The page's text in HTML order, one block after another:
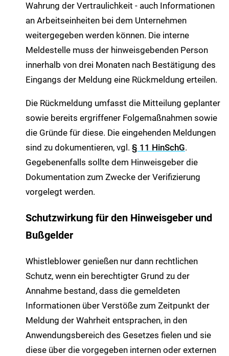
Wahrung der Vertraulichkeit - auch Informationen
an Arbeitseinheiten bei dem Unternehmen
weitergegeben werden können. Die interne
Meldestelle muss der hinweisgebenden Person
innerhalb von drei Monaten nach Bestätigung des
Eingangs der Meldung eine Rückmeldung erteilen.
Die Rückmeldung umfasst die Mitteilung geplanter
sowie bereits ergriffener Folgemaßnahmen sowie
die Gründe für diese. Die eingehenden Meldungen
sind zu dokumentieren, vgl. § 11 HinSchG.
Gegebenenfalls sollte dem Hinweisgeber die
Dokumentation zum Zwecke der Verifizierung
vorgelegt werden.
Schutzwirkung für den Hinweisgeber und
Bußgelder
Whistleblower genießen nur dann rechtlichen
Schutz, wenn ein berechtigter Grund zu der
Annahme bestand, dass die gemeldeten
Informationen über Verstöße zum Zeitpunkt der
Meldung der Wahrheit entsprachen, in den
Anwendungsbereich des Gesetzes fielen und sie
diese über die vorgegeben internen oder externen